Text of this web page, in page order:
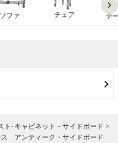
ソファ チェア テ
ト･キャビネット・サイドボード >
アンティーク・サイドボード